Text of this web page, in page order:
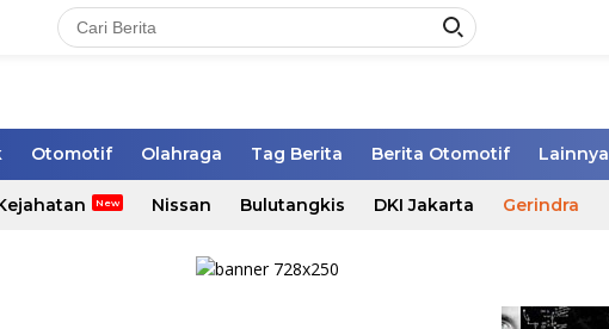
Otomotif Olahraga Tag Berita Berita Otomotif Lainnya
Nissan Bulutangkis DKI Jakarta Gerindra